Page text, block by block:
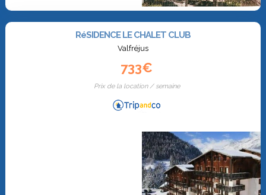
RéSIDENCE LE CHALET CLUB
Valfréjus
733€
Prix de la location / semaine